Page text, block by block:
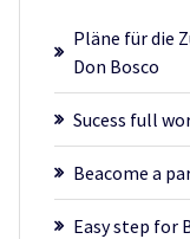
Pläne für die
Don Bosco
Sucess full
Beacome a
Easy step for